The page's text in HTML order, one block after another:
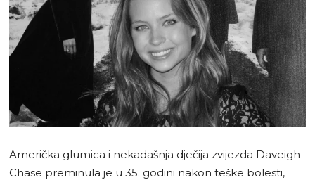
Američka glumica i nekadašnja dječija zvijezda Daveigh
Chase preminula je u 35. godini nakon teške bolesti,